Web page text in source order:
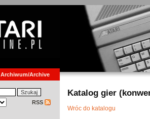
Archiwum/Archive
RSS
Katalog gier
Wróc do katalogu